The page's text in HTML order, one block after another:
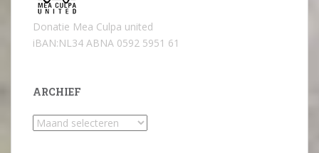
Donatie Mea Culpa united
iBAN:NL34 ABNA 0592 5951 61
ARCHIEF
Archief